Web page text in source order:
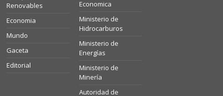
Renovables
Economia
Mundo
Gaceta
Editorial
Economica
Ministerio de
Hidrocarburos
Ministerio de
Energías
Ministerio de
Minería
Autoridad de